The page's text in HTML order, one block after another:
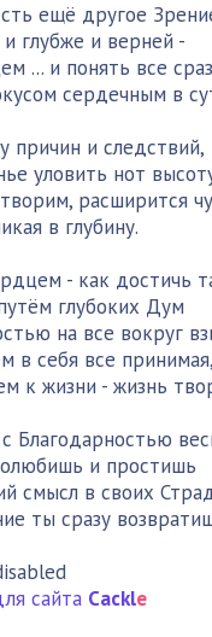
ещё другое
глубже и верней -
... и понять все
сердечным в
причин и следствий,
уловить нот
расширится
в глубину.
- как достичь
глубоких Дум
на все вокруг
в себя все принимая,
к жизни - жизнь
Благодарностью
и простишь
смысл в своих
ты сразу
сайта Cackle